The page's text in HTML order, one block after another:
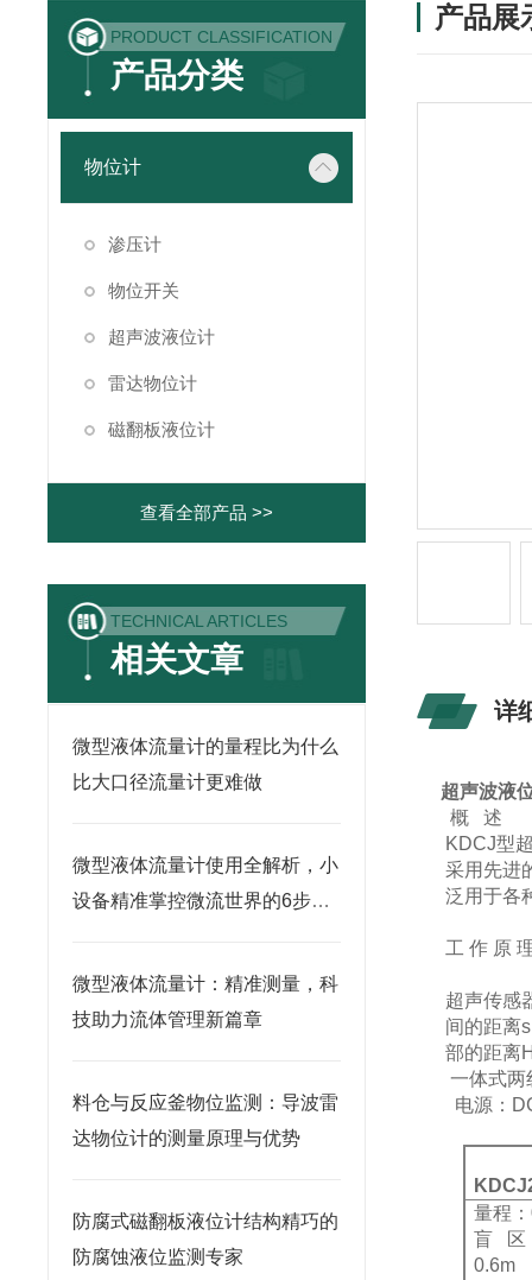
PRODUCT CLASSIFICATION
产品分类
物位计
渗压计
物位开关
超声波液位计
雷达物位计
磁翻板液位计
查看全部产品 >>
TECHNICAL ARTICLES
相关文章
微型液体流量计的量程比为什么
比大口径流量计更难做
微型液体流量计使用全解析，小
设备精准掌控微流世界的6步法
微型液体流量计：精准测量，科
技助力流体管理新篇章
料仓与反应釜物位监测：导波雷
达物位计的测量原理与优势
防腐式磁翻板液位计结构精巧的
防腐蚀液位监测专家
产品展
详
超声波液
概 述
KDCJ型
采用先进
泛用于各
工 作 原
超声传感
间的距离
部的距离
一体式两
电源：
量程：
盲
0.6m